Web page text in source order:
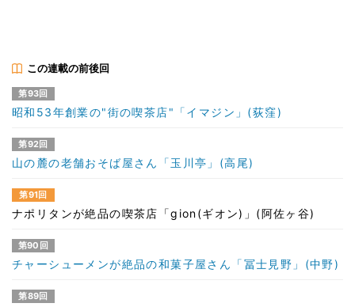
この連載の前後回
第93回
昭和53年創業の"街の喫茶店"「イマジン」(荻窪)
第92回
山の麓の老舗おそば屋さん「玉川亭」(高尾)
第91回
ナポリタンが絶品の喫茶店「gion(ギオン)」(阿佐ヶ谷)
第90回
チャーシューメンが絶品の和菓子屋さん「冨士見野」(中野)
第89回